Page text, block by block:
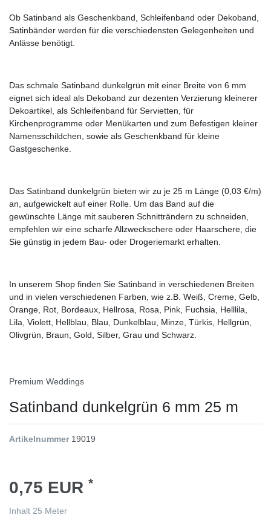
Ob Satinband als Geschenkband, Schleifenband oder Dekoband,
Satinbänder werden für die verschiedensten Gelegenheiten und
Anlässe benötigt.
Das schmale Satinband dunkelgrün mit einer Breite von 6 mm
eignet sich ideal als Dekoband zur dezenten Verzierung kleinerer
Dekoartikel, als Schleifenband für Servietten, für
Kirchenprogramme oder Menükarten und zum Befestigen kleiner
Namensschildchen, sowie als Geschenkband für kleine
Gastgeschenke.
Das Satinband dunkelgrün bieten wir zu je 25 m Länge (0,03 €/m)
an, aufgewickelt auf einer Rolle. Um das Band auf die
gewünschte Länge mit sauberen Schnitträndern zu schneiden,
empfehlen wir eine scharfe Allzweckschere oder Haarschere, die
Sie günstig in jedem Bau- oder Drogeriemarkt erhalten.
In unserem Shop finden Sie Satinband in verschiedenen Breiten
und in vielen verschiedenen Farben, wie z.B. Weiß, Creme, Gelb,
Orange, Rot, Bordeaux, Hellrosa, Rosa, Pink, Fuchsia, Helllila,
Lila, Violett, Hellblau, Blau, Dunkelblau, Minze, Türkis, Hellgrün,
Olivgrün, Braun, Gold, Silber, Grau und Schwarz.
Premium Weddings
Satinband dunkelgrün 6 mm 25 m
Artikelnummer 19019
0,75 EUR *
Inhalt 25 Meter